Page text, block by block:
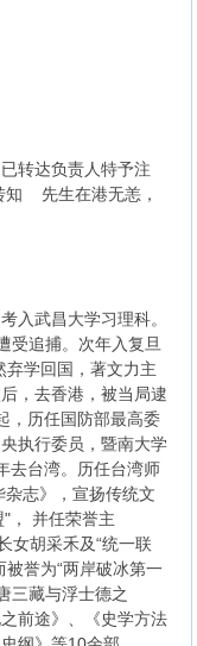
转达负责人特予注
知 先生在港无恙，
入武昌大学习理科。
受追捕。次年入复旦
弃学回国，著文力主
，去香港，被当局逮
，历任国防部最高委
执行委员，暨南大学
去台湾。历任台湾师
志》，宣扬传统文
， 并任荣誉主
女胡采禾及“统一联
誉为“两岸破冰第一
三藏与浮士德之
前途》、《史学方法